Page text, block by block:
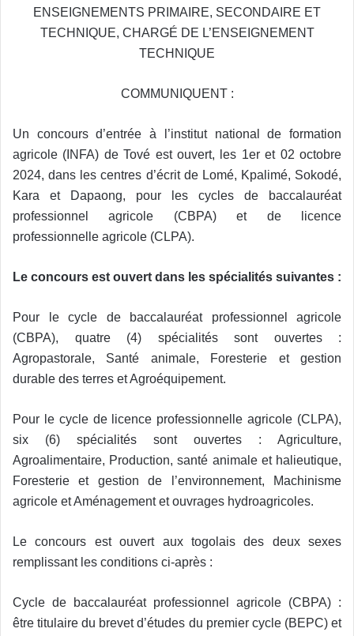
ENSEIGNEMENTS PRIMAIRE, SECONDAIRE ET
TECHNIQUE, CHARGÉ DE L’ENSEIGNEMENT
TECHNIQUE
COMMUNIQUENT :
Un concours d’entrée à l’institut national de formation
agricole (INFA) de Tové est ouvert, les 1er et 02 octobre
2024, dans les centres d’écrit de Lomé, Kpalimé, Sokodé,
Kara et Dapaong, pour les cycles de baccalauréat
professionnel agricole (CBPA) et de licence
professionnelle agricole (CLPA).
Le concours est ouvert dans les spécialités suivantes :
Pour le cycle de baccalauréat professionnel agricole
(CBPA), quatre (4) spécialités sont ouvertes :
Agropastorale, Santé animale, Foresterie et gestion
durable des terres et Agroéquipement.
Pour le cycle de licence professionnelle agricole (CLPA),
six (6) spécialités sont ouvertes : Agriculture,
Agroalimentaire, Production, santé animale et halieutique,
Foresterie et gestion de l’environnement, Machinisme
agricole et Aménagement et ouvrages hydroagricoles.
Le concours est ouvert aux togolais des deux sexes
remplissant les conditions ci-après :
Cycle de baccalauréat professionnel agricole (CBPA) :
être titulaire du brevet d’études du premier cycle (BEPC) et